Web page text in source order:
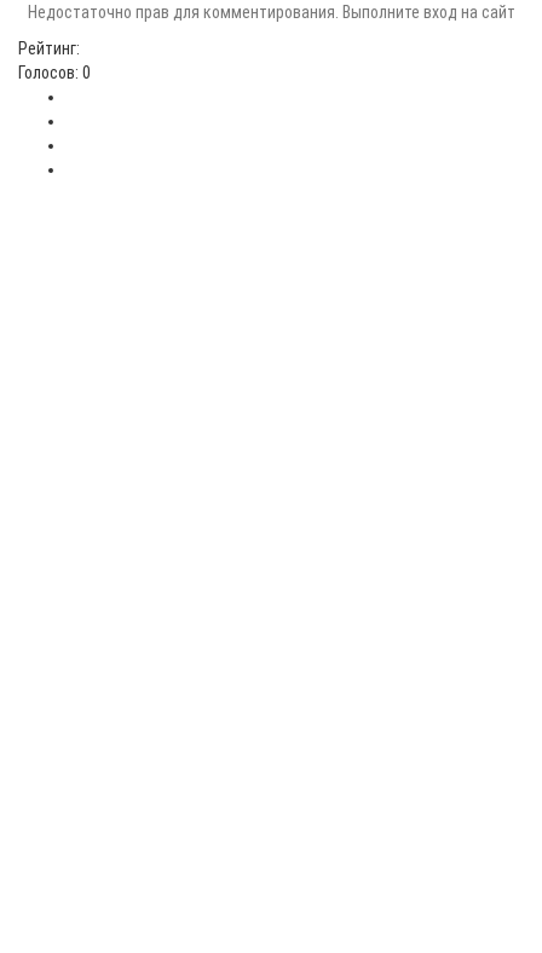
Недостаточно прав для комментирования. Выполните вход на сайт
Рейтинг:
Голосов: 0